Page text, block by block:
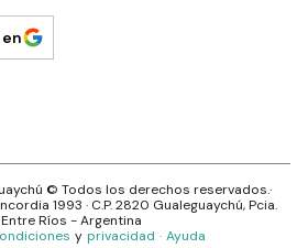
© Todos los derechos reservados.·
1993 · C.P.2820 Gualeguaychú, Pcia.
Entre Ríos - Argentina
y privacidad · Ayuda